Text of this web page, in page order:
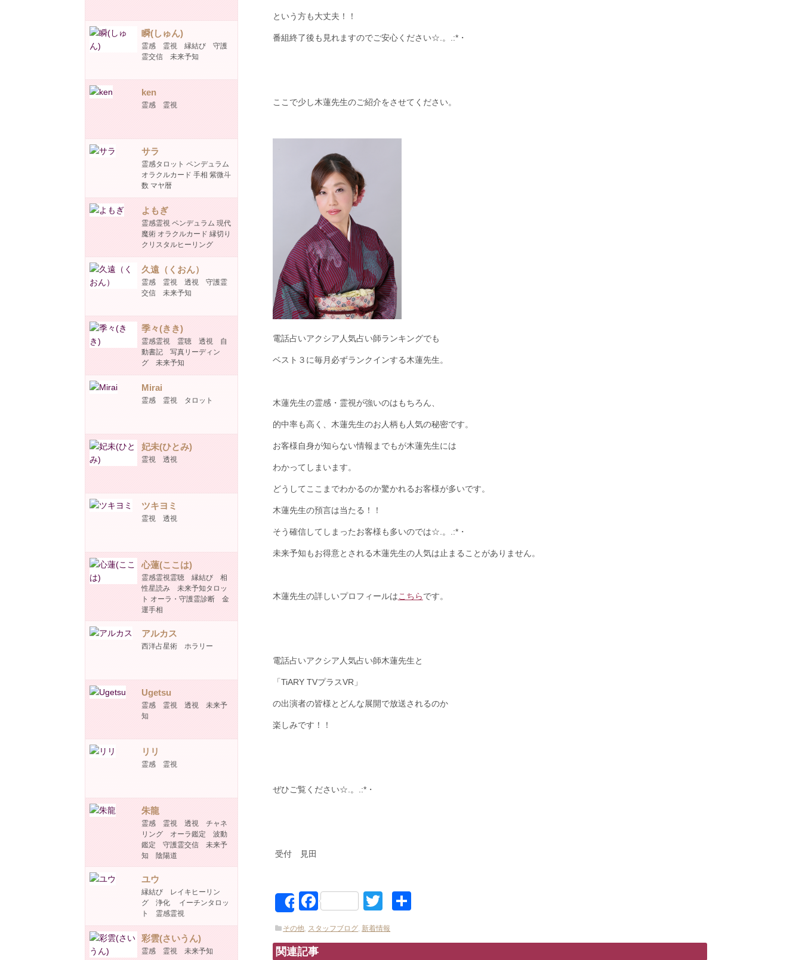
瞬(しゅん)
霊感 霊視 縁結び 守護
霊交信 未来予知
ken
霊感 霊視
サラ
霊感タロット ペンデュラム
オラクルカード 手相 紫微斗
数 マヤ暦
よもぎ
霊感霊視 ペンデュラム 現代
魔術 オラクルカード 縁切り
クリスタルヒーリング
久遠（くおん）
霊感 霊視 透視 守護霊
交信 未来予知
季々(きき)
霊感霊視 霊聴 透視 自
動書記 写真リーディン
グ 未来予知
Mirai
霊感 霊視 タロット
妃未(ひとみ)
霊視 透視
ツキヨミ
霊視 透視
心蓮(ここは)
霊感霊視霊聴 縁結び 相
性星読み 未来予知タロッ
ト オーラ・守護霊診断 金
運手相
アルカス
西洋占星術 ホラリー
Ugetsu
霊感 霊視 透視 未来予
知
リリ
霊感 霊視
朱龍
霊感 霊視 透視 チャネ
リング オーラ鑑定 波動
鑑定 守護霊交信 未来予
知 陰陽道
ユウ
縁結び レイキヒーリン
グ 浄化 イーチンタロッ
ト 霊感霊視
彩雲(さいうん)
霊感 霊視 未来予知
という方も大丈夫！！
番組終了後も見れますのでご安心ください☆.。.:*・
ここで少し木蓮先生のご紹介をさせてください。
電話占いアクシア人気占い師ランキングでも
ベスト３に毎月必ずランクインする木蓮先生。
木蓮先生の霊感・霊視が強いのはもちろん、
的中率も高く、木蓮先生のお人柄も人気の秘密です。
お客様自身が知らない情報までもが木蓮先生には
わかってしまいます。
どうしてここまでわかるのか驚かれるお客様が多いです。
木蓮先生の預言は当たる！！
そう確信してしまったお客様も多いのでは☆.。.:*・
未来予知もお得意とされる木蓮先生の人気は止まることがありません。
木蓮先生の詳しいプロフィールはこちらです。
電話占いアクシア人気占い師木蓮先生と
「TiARY TVプラスVR」
の出演者の皆様とどんな展開で放送されるのか
楽しみです！！
ぜひご覧ください☆.。.:*・
受付 見田
ShareFacebookTwitter
その他, スタッフブログ, 新着情報
関連記事